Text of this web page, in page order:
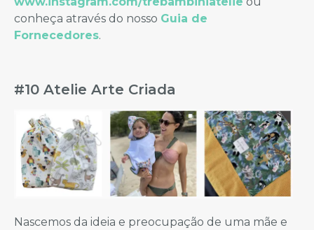
conheça através do nosso Guia de
Fornecedores.
#10 Atelie Arte Criada
Nascemos da ideia e preocupação de uma mãe e